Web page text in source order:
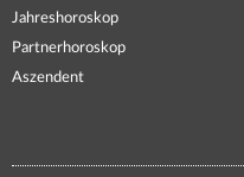
Jahreshoroskop
Partnerhoroskop
Aszendent